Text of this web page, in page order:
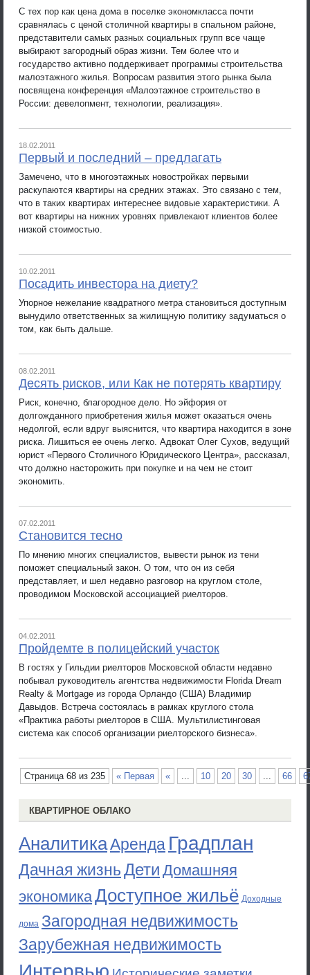
С тех пор как цена дома в поселке экономкласса почти
сравнялась с ценой столичной квартиры в спальном районе,
представители самых разных социальных групп все чаще
выбирают загородный образ жизни. Тем более что и
государство активно поддерживает программы строительства
малоэтажного жилья. Вопросам развития этого рынка была
посвящена конференция «Малоэтажное строительство в
России: девелопмент, технологии, реализация».
18.02.2011
Первый и последний – предлагать
Замечено, что в многоэтажных новостройках первыми
раскупаются квартиры на средних этажах. Это связано с тем,
что в таких квартирах интереснее видовые характеристики. А
вот квартиры на нижних уровнях привлекают клиентов более
низкой стоимостью.
10.02.2011
Посадить инвестора на диету?
Упорное нежелание квадратного метра становиться доступным
вынудило ответственных за жилищную политику задуматься о
том, как быть дальше.
08.02.2011
Десять рисков, или Как не потерять квартиру
Риск, конечно, благородное дело. Но эйфория от
долгожданного приобретения жилья может оказаться очень
недолгой, если вдруг выяснится, что квартира находится в зоне
риска. Лишиться ее очень легко. Адвокат Олег Сухов, ведущий
юрист «Первого Столичного Юридического Центра», рассказал,
что должно насторожить при покупке и на чем не стоит
экономить.
07.02.2011
Становится тесно
По мнению многих специалистов, вывести рынок из тени
поможет специальный закон. О том, что он из себя
представляет, и шел недавно разговор на круглом столе,
проводимом Московской ассоциацией риелторов.
04.02.2011
Пройдемте в полицейский участок
В гостях у Гильдии риелторов Московской области недавно
побывал руководитель агентства недвижимости Florida Dream
Realty & Mortgage из города Орландо (США) Владимир
Давыдов. Встреча состоялась в рамках круглого стола
«Практика работы риелторов в США. Мультилистинговая
система как способ организации риелторского бизнеса».
Страница 68 из 235 « Первая « ... 10 20 30 ... 66
КВАРТИРНОЕ ОБЛАКО
АналитикаАренда Градплан
Дачная жизньДети Домашняя
экономикаДоступное жильё Доходные
дома Загородная недвижимость
Зарубежная недвижимость